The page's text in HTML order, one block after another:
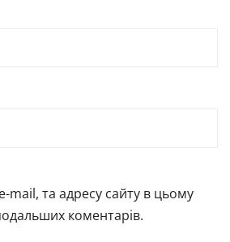
mail, та адресу сайту в цьому
коментарів.